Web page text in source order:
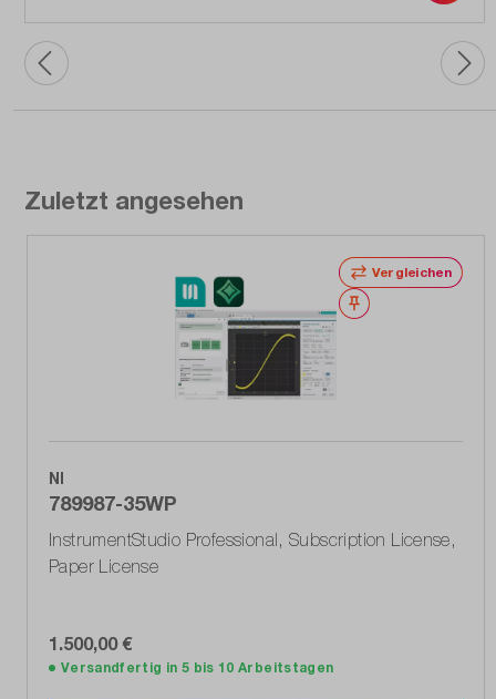
Zuletzt angesehen
Vergleichen
Merken
NI
789987-35WP
InstrumentStudio Professional, Subscription License,
Paper License
1.500,00 €
Versandfertig in 5 bis 10 Arbeitstagen